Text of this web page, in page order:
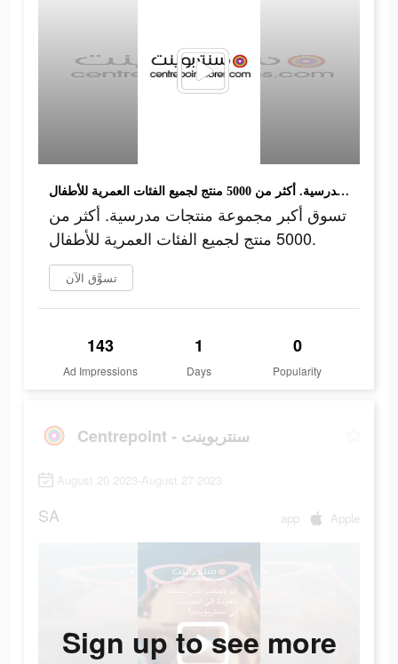
تسوق أكبر مجموعة منتجات مدرسية. أكثر من 5000 منتج لجميع الفئات العمرية للأطفال.
تسوق أكبر مجموعة منتجات مدرسية. أكثر من
5000 منتج لجميع الفئات العمرية للأطفال.
تسوَّق الآن
143
Ad Impressions
1
Days
0
Popularity
Centrepoint - سنتربوينت
August 20 2023-August 27 2023
SA app Apple
Sign up to see more